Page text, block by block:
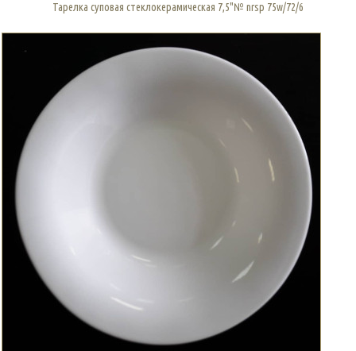
Тарелка суповая стеклокерамическая 7,5"№ nrsp 75w/72/6